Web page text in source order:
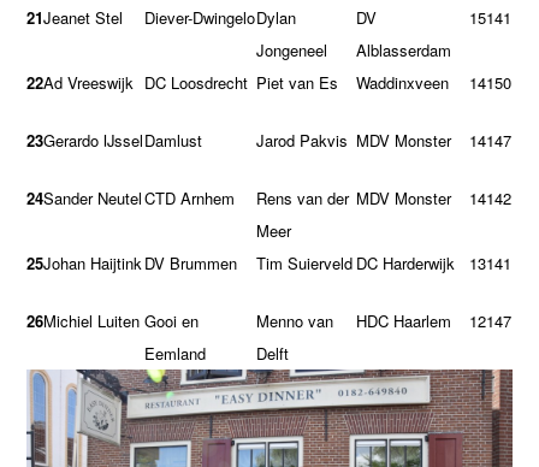
21Jeanet Stel Diever-DwingeloDylan
Jongeneel
DV
Alblasserdam
15141
22Ad Vreeswijk DC Loosdrecht Piet van Es Waddinxveen 14150
23Gerardo IJsselDamlust Jarod Pakvis MDV Monster 14147
24Sander NeutelCTD Arnhem
Rens van der
Meer
MDV Monster 14142
25Johan HaijtinkDV Brummen Tim Suierveld DC Harderwijk 13141
26Michiel Luiten Gooi en
Eemland
Menno van
Delft
HDC Haarlem 12147